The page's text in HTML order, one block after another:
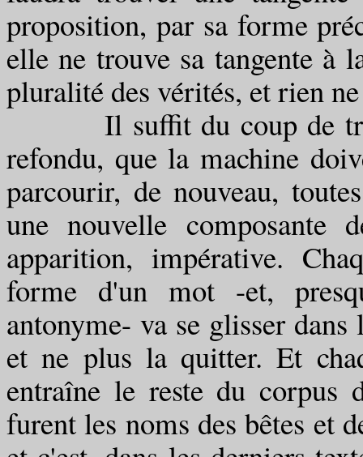
proposition, par sa forme
elle ne trouve sa tangente à
pluralité des vérités, et rien
Il suffit du coup de très
refondu, que la machine
parcourir, de nouveau,
une nouvelle composante
apparition, impérative.
forme d'un mot -et,
antonyme- va se glisser
et ne plus la quitter. Et
entraîne le reste du corpus
furent les noms des bêtes et